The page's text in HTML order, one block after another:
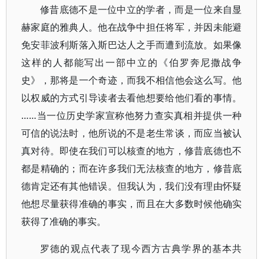
修昔底德不是一位中立的学者，而是一位来自显
赫家庭的雅典人。他在战争中担任将军，并因未能避
免安菲波利斯落入斯巴达人之手而遭到流放。如果像
这样的人都能写出一部中立的《伯罗奔尼撒战争
史》，那将是一个奇迹，而我不相信他会这么写。他
以权威的方式引导读者去看他想要给他们看的事情。
……当一位历史学家宣称他努力查实真相并提供一种
可信的说法时，他所说的不是老生常谈，而应当被认
真对待。即使在我们可以核查的地方，修昔底德也不
都是精确的；而在许多我们无法核查的地方，修昔底
德肯定还有其他错误。但我认为，我们没有理由怀疑
他想尽量获得准确的事实，而且在大多数时候他确实
获得了准确的事实。
罗德的观点代表了现今西方古典学界的基本共